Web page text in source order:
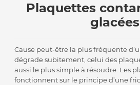
Plaquettes
glacées
Cause peut-être la plus fréquente
dégrade subitement, celui des
aussi le plus simple à résoudre. Les
fonctionnent sur le principe d’une